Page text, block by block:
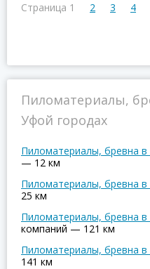
Страница 1
2 3 4
Пиломатериалы,
Уфой городах
Пиломатериалы, бревна в
— 12 км
Пиломатериалы, бревна в
25 км
Пиломатериалы, бревна в
компаний — 121 км
Пиломатериалы, бревна
141 км